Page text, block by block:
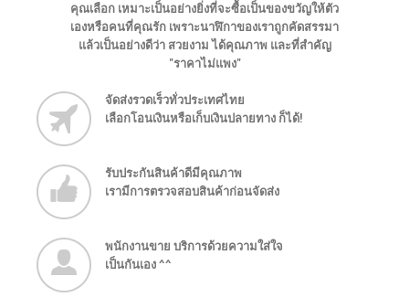
คุณเลือก เหมาะเป็นอย่างยิ่งที่จะซื้อเป็นของขวัญให้ตัว
เองหรือคนที่คุณรัก เพราะนาฬิกาของเราถูกคัดสรรมา
แล้วเป็นอย่างดีว่า สวยงาม ได้คุณภาพ และที่สำคัญ
"ราคาไม่แพง"
จัดส่งรวดเร็วทั่วประเทศไทย
เลือกโอนเงินหรือเก็บเงินปลายทาง ก็ได้!
รับประกันสินค้าดีมีคุณภาพ
เรามีการตรวจสอบสินค้าก่อนจัดส่ง
พนักงานขาย บริการด้วยความใส่ใจ
เป็นกันเอง ^^